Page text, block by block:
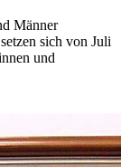
Männer
sich von Juli
und